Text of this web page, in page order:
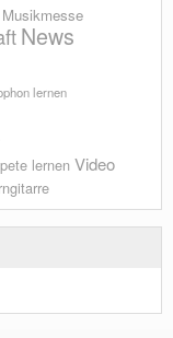
Musikmesse
News
lernen
lernen Video